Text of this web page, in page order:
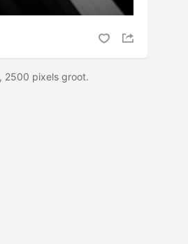
2500 pixels groot.